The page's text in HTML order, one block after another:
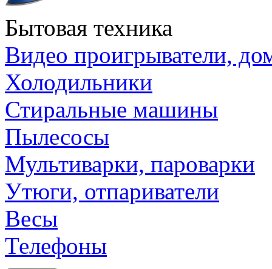
Бытовая техника
Видео проигрыватели,
Холодильники
Стиральные машины
Пылесосы
Мультиварки, пароварки
Утюги, отпариватели
Весы
Телефоны